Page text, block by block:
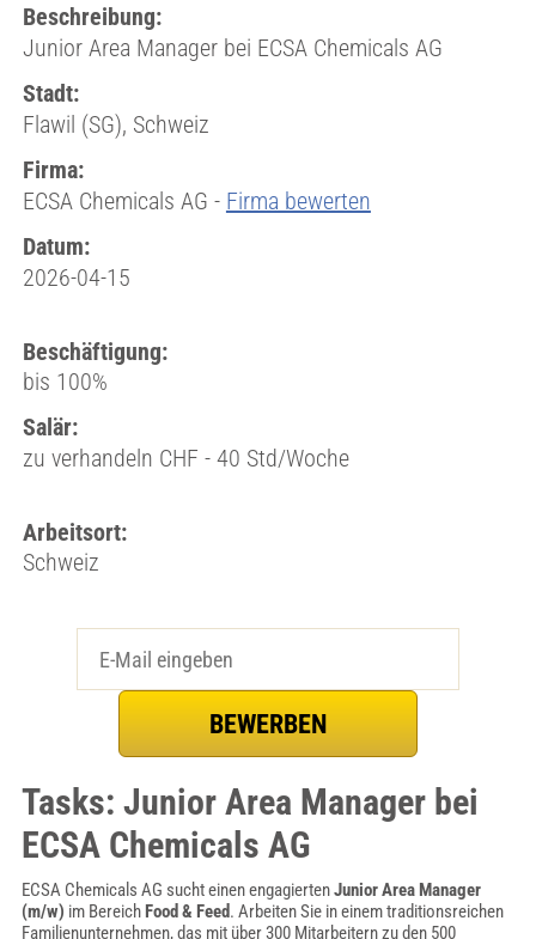
Beschreibung:
Junior Area Manager bei ECSA Chemicals AG
Stadt:
Flawil (SG), Schweiz
Firma:
ECSA Chemicals AG - Firma bewerten
Datum:
2026-04-15
Beschäftigung:
bis 100%
Salär:
zu verhandeln CHF - 40 Std/Woche
Arbeitsort:
Schweiz
Tasks: Junior Area Manager bei
ECSA Chemicals AG
ECSA Chemicals AG sucht einen engagiertenJunior Area Manager
(m/w) im BereichFood & Feed. Arbeiten Sie in einem traditionsreichen
Familienunternehmen, das mit über 300 Mitarbeitern zu den 500